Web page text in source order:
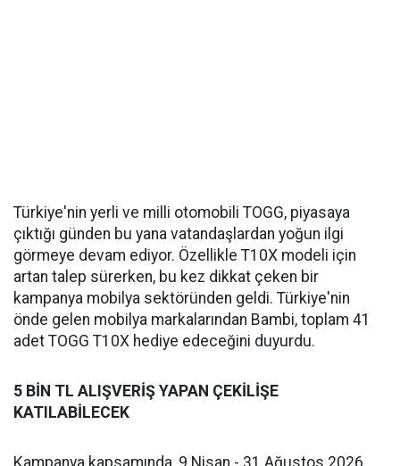
Türkiye'nin yerli ve milli otomobili TOGG, piyasaya
çıktığı günden bu yana vatandaşlardan yoğun ilgi
görmeye devam ediyor. Özellikle T10X modeli için
artan talep sürerken, bu kez dikkat çeken bir
kampanya mobilya sektöründen geldi. Türkiye'nin
önde gelen mobilya markalarından Bambi, toplam 41
adet TOGG T10X hediye edeceğini duyurdu.
5 BİN TL ALIŞVERİŞ YAPAN ÇEKİLİŞE
KATILABİLECEK
Kampanya kapsamında, 9 Nisan - 31 Ağustos 2026